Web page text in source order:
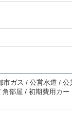
市ガス / 公営水道 / 公
部屋 / 初期費用カー